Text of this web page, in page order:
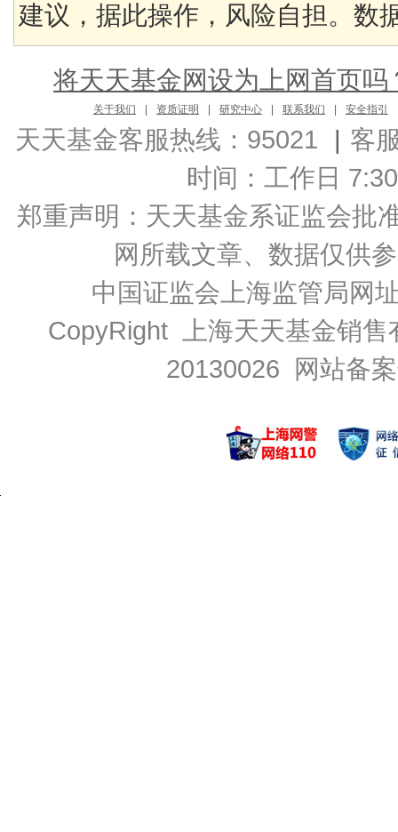
建议，据此操作，风险自担。数
将天天基金网设为上网首页吗
关于我们 资质证明 研究中心 联系我们 安全指引
天天基金客服热线：95021 | 客
时间：工作日
郑重声明： 天天基金系证监会批
网所载文章、数据仅供
中国证监会上海监管局网
CopyRight 上海天天基金销
20130026 网站备